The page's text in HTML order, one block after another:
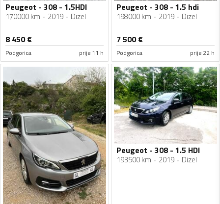
Peugeot - 308 - 1.5HDI
170000 km 2019 Dizel
8 450€
Podgorica prije 11 h
Peugeot - 308 - 1.5 hdi
198000 km 2019 Dizel
7 500€
Podgorica prije 22 h
Peugeot - 308 - 1.5 HDI
193500 km 2019 Dizel